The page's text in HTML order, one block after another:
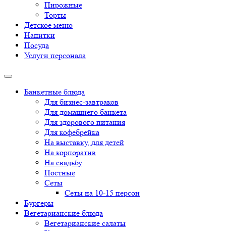
Пирожные
Торты
Детское меню
Напитки
Посуда
Услуги персонала
Банкетные блюда
Для бизнес-завтраков
Для домашнего банкета
Для здорового питания
Для кофебрейка
На выставку, для детей
На корпоратив
На свадьбу
Постные
Сеты
Сеты на 10-15 персон
Бургеры
Вегетарианские блюда
Вегетарианские салаты